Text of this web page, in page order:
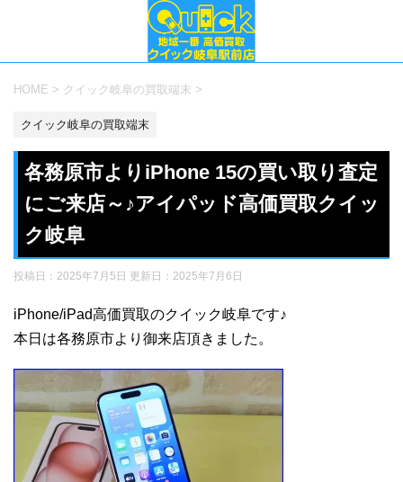
HOME > クイック岐阜の買取端末 >
クイック岐阜の買取端末
各務原市よりiPhone 15の買い取り査定
にご来店～♪アイパッド高価買取クイッ
ク岐阜
投稿日：2025年7月5日 更新日： 2025年7月6日
iPhone/iPad高価買取のクイック岐阜です♪
本日は各務原市より御来店頂きました。